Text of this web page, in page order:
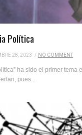
Política
28, 2023 / NO COMMENT
ha sido el primer tema
pues...